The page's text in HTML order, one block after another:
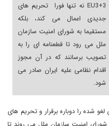
EU3+3 نه تنها فورا تحریم های
جدیدی اعمال می کند، بلکه
مستقیما به شورای امنیت سازمان
ملل می رود تا قطعنامه ای را به
تصویب برسانند که در آن مجوز
اقدام نظامی علیه ایران صادر می
شود.
شده را دوباره برقرار و تحریم های